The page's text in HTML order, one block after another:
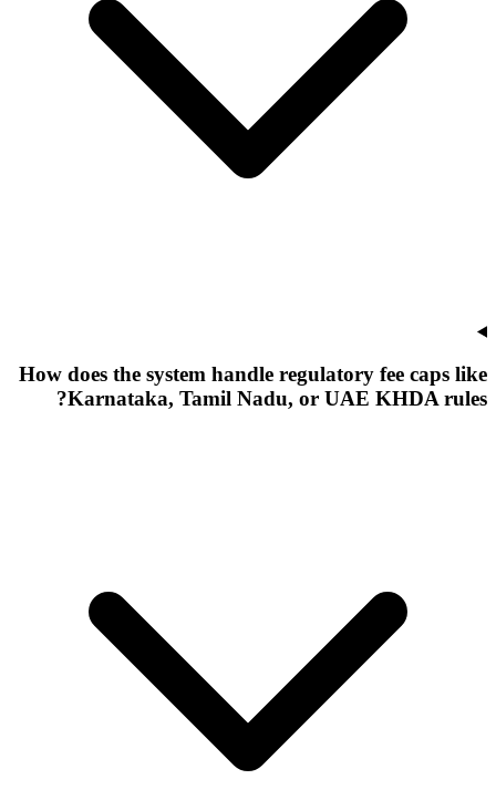
How does the system handle regulatory fee caps like
Karnataka, Tamil Nadu, or UAE KHDA rules?